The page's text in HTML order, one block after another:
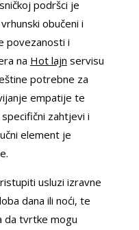
podršci je
obučeni i
povezanosti i
na Hot lajn servisu
potrebne za
empatije te
zahtjevi i
element je
usluzi izravne
dana ili noći, te
da tvrtke mogu